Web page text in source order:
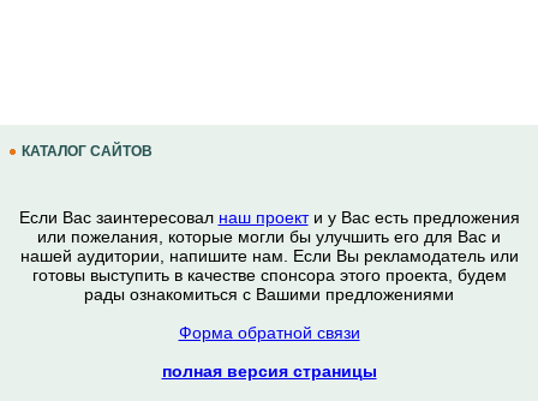
КАТАЛОГ САЙТОВ
Если Вас заинтересовал наш проекти у Вас есть предложения
или пожелания, которые могли бы улучшить его для Вас и
нашей аудитории, напишите нам. Если Вы рекламодатель или
готовы выступить в качестве спонсора этого проекта, будем
рады ознакомиться с Вашими предложениями
Форма обратной связи
полная версия страницы